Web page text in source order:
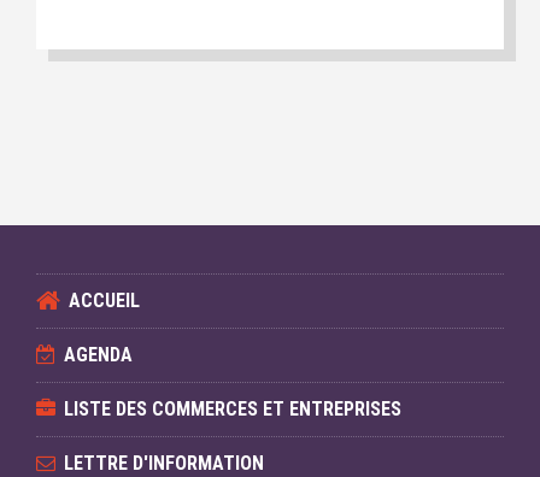
ACCUEIL
AGENDA
LISTE DES COMMERCES ET ENTREPRISES
LETTRE D'INFORMATION